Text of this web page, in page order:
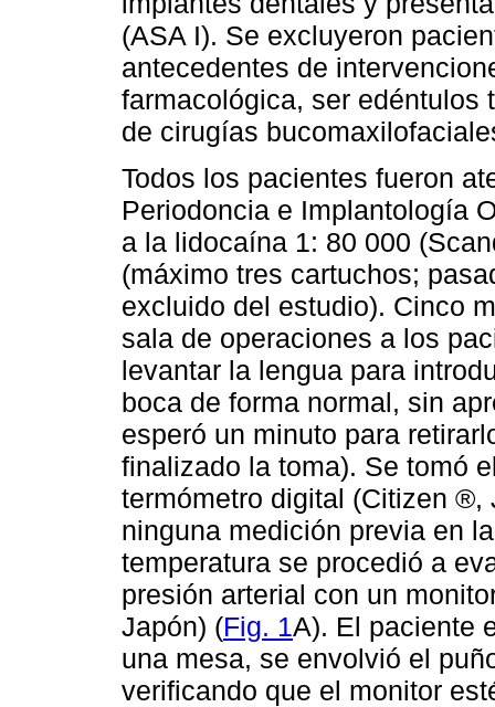
(ASA I). Se excluyeron
antecedentes de
farmacológica, ser edéntulos
de cirugías
Todos los pacientes fueron
Periodoncia e Implantología
a la lidocaína 1: 80 000
(máximo tres cartuchos;
excluido del estudio). Cinco
sala de operaciones a los
levantar la lengua para
boca de forma normal, sin
esperó un minuto para
finalizado la toma). Se tomó
termómetro digital (Citizen ®,
ninguna medición previa en
temperatura se procedió a
presión arterial con un
Japón) (Fig. 1A). El paciente
una mesa, se envolvió el
verificando que el monitor